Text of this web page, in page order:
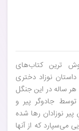
ترین کتاب‌های
نوزاد دختری
ساله در این جنگل
توسط جادوگر پیر و
نوزادان رها شده
می‌سپارد که از آنها